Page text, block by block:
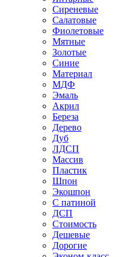
Сиреневые
Салатовые
Фиолетовые
Мятные
Золотые
Синие
Материал
МДФ
Эмаль
Акрил
Береза
Дерево
Дуб
ЛДСП
Массив
Пластик
Шпон
Экошпон
С патиной
ДСП
Стоимость
Дешевые
Дорогие